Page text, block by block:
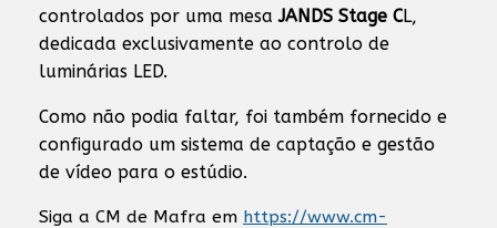
controlados por uma mesaJANDS Stage CL,
dedicada exclusivamente ao controlo de
luminárias LED.
Como não podia faltar, foi também fornecido e
configurado um sistema de captação e gestão
de vídeo para o estúdio.
Siga a CM de Mafra em https://www.cm-